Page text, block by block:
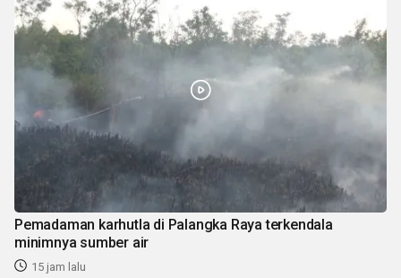
Pemadaman karhutla di Palangka Raya terkendala
minimnya sumber air
15 jam lalu